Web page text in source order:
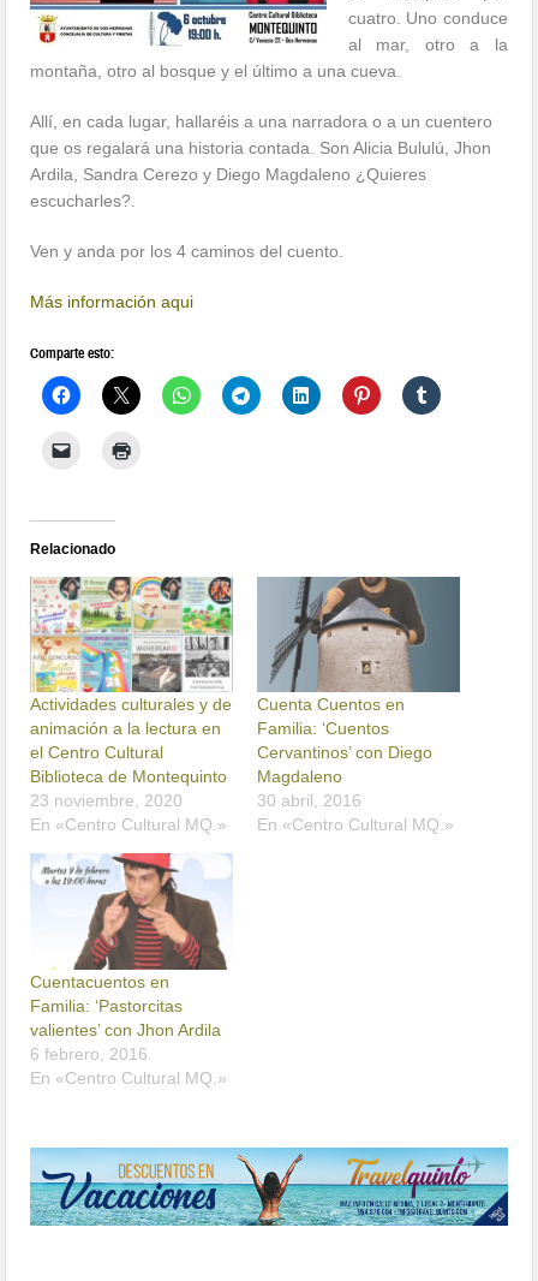
cuatro. Uno conduce
al mar, otro a la
montaña, otro al bosque y el último a una cueva.
Allí, en cada lugar, hallaréis a una narradora o a un cuentero
que os regalará una historia contada. Son Alicia Bululú, Jhon
Ardila, Sandra Cerezo y Diego Magdaleno ¿Quieres
escucharles?.
Ven y anda por los 4 caminos del cuento.
Más información aqui
Comparte esto:
Relacionado
Actividades culturales y de
animación a la lectura en
el Centro Cultural
Biblioteca de Montequinto
23 noviembre, 2020
En «Centro Cultural MQ.»
Cuenta Cuentos en
Familia: ‘Cuentos
Cervantinos’ con Diego
Magdaleno
30 abril, 2016
En «Centro Cultural MQ.»
Cuentacuentos en
Familia: ‘Pastorcitas
valientes’ con Jhon Ardila
6 febrero, 2016
En «Centro Cultural MQ.»